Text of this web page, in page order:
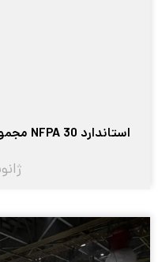
استاندارد NFPA 30 مجموعه قوانین مایعات قابل اشتعال
ژانویه